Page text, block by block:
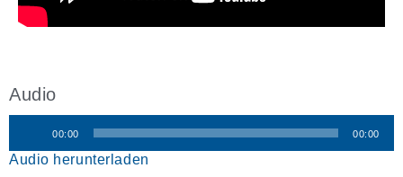
Audio
Audio-
00:00 00:00
Audio herunterladen